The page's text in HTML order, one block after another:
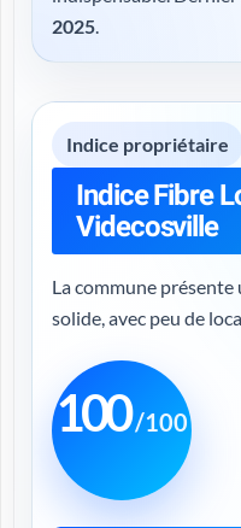
2025.
Indice propriétaire
Indice Fibre
Videcosville
La commune
solide, avec peu de
100/100